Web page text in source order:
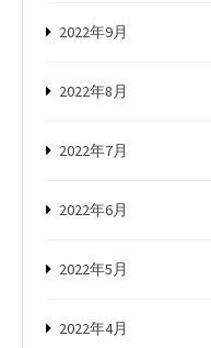
2022年9月
2022年8月
2022年7月
2022年6月
2022年5月
2022年4月